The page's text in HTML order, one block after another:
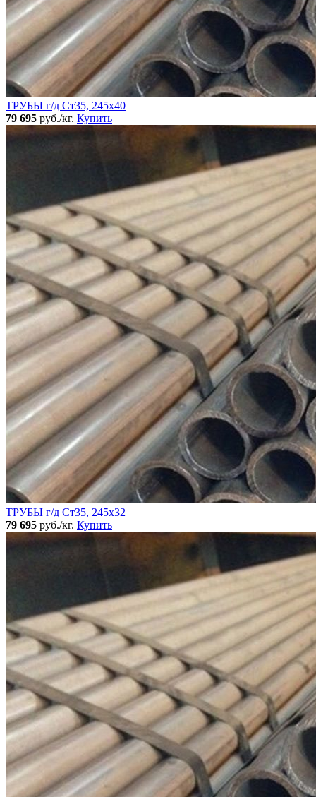
ТРУБЫ г/д Ст35, 245х40
79 695 руб./кг. Купить
ТРУБЫ г/д Ст35, 245х32
79 695 руб./кг. Купить